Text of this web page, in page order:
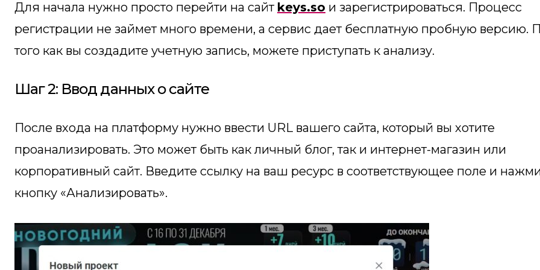
Для начала нужно просто перейти на сайт keys.so и зарегистрироваться. Процесс
регистрации не займет много времени, а сервис дает бесплатную пробную версию.
того как вы создадите учетную запись, можете приступать к анализу.
Шаг 2: Ввод данных о сайте
После входа на платформу нужно ввести URL вашего сайта, который вы хотите
проанализировать. Это может быть как личный блог, так и интернет-магазин или
корпоративный сайт. Введите ссылку на ваш ресурс в соответствующее поле и
кнопку «Анализировать».